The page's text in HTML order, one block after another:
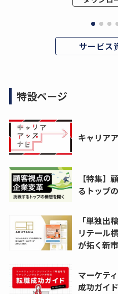
サービス
特設ページ
キャリア
【特集】
るトップ
「単独出
リテール
が拓く新
マーケテ
成功ガイド